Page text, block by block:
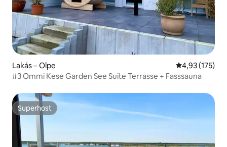
Lakás – Olpe Átlagos
4,93 (175)
#3 Ommi Kese Garden See Suite Terrasse + Fasssauna
Superhost
Superhost